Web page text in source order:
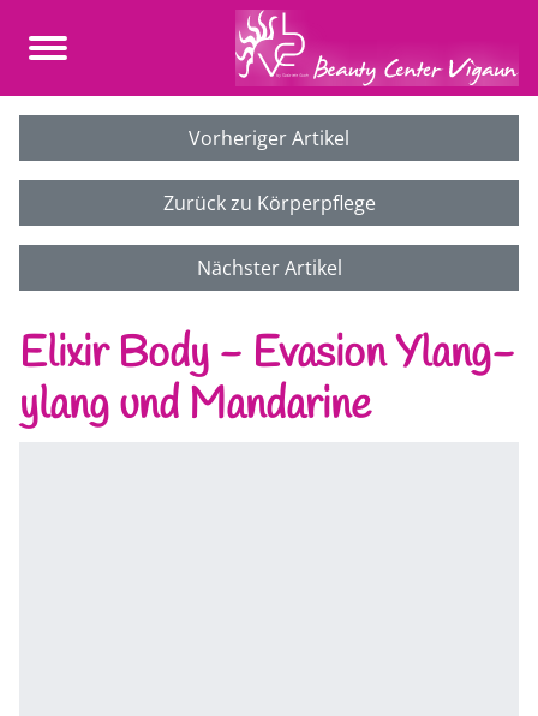
Vorheriger Artikel
Zurück zu Körperpflege
Nächster Artikel
Elixir Body - Evasion Ylang-
ylang und Mandarine